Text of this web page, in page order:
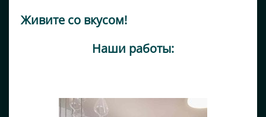
Живите со вкусом!
Наши работы: